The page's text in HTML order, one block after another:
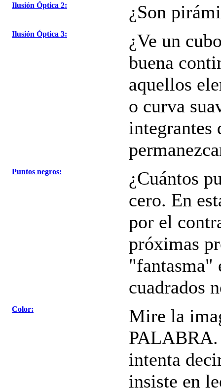
Ilusión Óptica 2: ¿Son
Ilusión Óptica 3:
¿Ve un
buena
aquellos
o curva
integrantes
Puntos negros:
¿Cuántos
cero. En
por el
próximas
"fantasma"
cuadrados
Color:
Mire la
PALABRA.
intenta
insiste en